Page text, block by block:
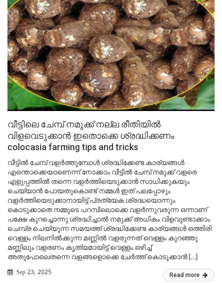
വീട്ടിലെ ചേമ്പ് നമുക്ക് നല്ല രീതിയിൽ
വിളവെടുക്കാൻ ഇതൊക്കെ ശ്രദ്ധിക്കണം
colocasia farming tips and tricks
വീട്ടിൽ ചേമ്പ് വളർത്തുമ്പോൾ ശ്രദ്ധിക്കേണ്ട കാര്യങ്ങൾ
എന്തൊക്കെയാണെന്ന് നോക്കാം വീട്ടിൽ ചേമ്പ് നമുക്ക് വളരെ
എളുപ്പത്തിൽ തന്നെ വളർത്തിയെടുക്കാൻ സാധിക്കുകയും
ചെയ്യാൻ പോയതുകൊണ്ട് നമ്മൾ ഇത് പലപ്പോഴും
വളർത്തിയെടുക്കാനായിട്ട് പ്രത്യേക ശ്രദ്ധയൊന്നും
കൊടുക്കാതെ നമ്മുടെ പറമ്പിലൊക്കെ വളർന്നുവരുന്ന ഒന്നാണ്
പക്ഷേ കുറച്ചൊന്നു ശ്രദ്ധിച്ചാൽ നമുക്ക് അധികം വിളവുണ്ടാക്കാം
ചെമ്പ്ര ചെയ്യുന്ന സമയത്ത് ശ്രദ്ധിക്കേണ്ട കാര്യങ്ങൾ ഒത്തിരി
വെള്ളം നിലനിൽക്കുന്ന മണ്ണിൽ വളരുന്നത് വെള്ളം കുറഞ്ഞു
മണ്ണിലും വളരണം കൃത്യമായിട്ട് വെള്ളം ഒഴിച്ച്
അതുപോലെതന്നെ വളങ്ങളൊക്കെ ചേർത്ത് കൊടുക്കാൻ […]
Sep 23, 2025 Read more